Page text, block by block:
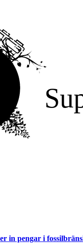
in pengar i